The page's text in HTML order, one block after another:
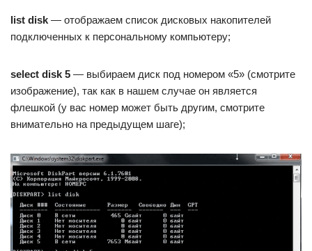
list disk — отображаем список дисковых накопителей
подключенных к персональному компьютеру;
select disk 5 — выбираем диск под номером «5» (смотрите
изображение), так как в нашем случае он является
флешкой (у вас номер может быть другим, смотрите
внимательно на предыдущем шаге);